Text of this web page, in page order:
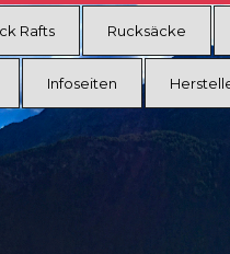
Rafts Rucksäcke
Infoseiten